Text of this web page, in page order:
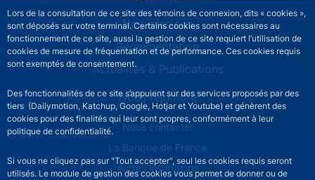
Lors de la consultation de ce site des témoins de connexion, dits « cookies »,
sont déposés sur votre terminal. Certains cookies sont nécessaires au
fonctionnement de ce site, aussi la gestion de ce site requiert l’utilisation de
cookies de mesure de fréquentation et de performance. Ces cookies requis
sont exemptés de consentement.
Des fonctionnalités de ce site s’appuient sur des services proposés par des
tiers (Dailymotion, Katchup, Google, Hotjar et Youtube) et génèrent des
cookies pour des finalités qui leur sont propres, conformément à leur
politique de confidentialité.
Si vous ne cliquez pas sur "Tout accepter", seul les cookies requis seront
utilisés. Le module de gestion des cookies vous permet de donner ou de
Nos missions
Réglementation
Actualités & Publications
Nous rejoindre
ACPR footer secondary menu (French)
Nous contacter
La Banque de France
Autres institutions